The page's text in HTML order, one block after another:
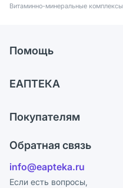
Витаминно-минеральные комплексы
Помощь
Самовывоз из аптек
Ответы на вопросы
Блог
ЕАПТЕКА
Карьера
Поставщики
Лицензия
Реклама на сайте
Покупателям
Программа СберСпасибо
Обратная связь
info@eapteka.ru
Если есть вопросы,